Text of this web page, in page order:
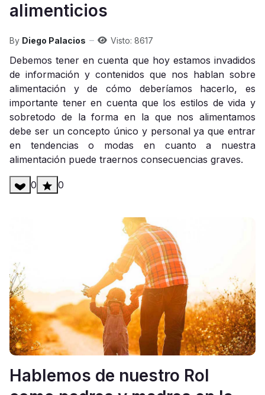
alimenticios
By Diego Palacios Visto: 8617
Debemos tener en cuenta que hoy estamos invadidos
de información y contenidos que nos hablan sobre
alimentación y de cómo deberíamos hacerlo, es
importante tener en cuenta que los estilos de vida y
sobretodo de la forma en la que nos alimentamos
debe ser un concepto único y personal ya que entrar
en tendencias o modas en cuanto a nuestra
alimentación puede traernos consecuencias graves.
0 0
Hablemos de nuestro Rol